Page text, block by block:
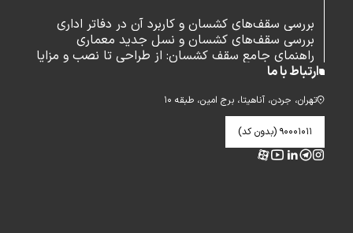
بررسی سقف‌های کشسان و کاربرد آن در دفاتر اداری
بررسی سقف‌های کشسان و نسل جدید معماری
راهنمای جامع سقف کشسان: از طراحی تا نصب و مزایا
ارتباط با ما
تهران، جردن، آناهیتا، برج امین، طبقه ۱۰
۹۰۰۰۱۰۱۱ (بدون کد)